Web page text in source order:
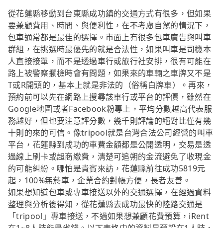
從花蓮縣移動到台東縣成功鎮的交通方式有很多，但如果
要兼顧費用、時間、與便利性，在不考慮自駕的情況下，
包車通常都是最佳的選擇。市面上有很多包車廣告與叫車
群組，在挑選時最優先的就是合法性，如果叫車是司機本
人直接接單，而不是透過車行或旅行社安排，很有可能在
路上被警察攔檢時會有問題，如果來的車輛之車牌又不是
T或R開頭的，基本上就是非法的（俗稱白牌車）。再來，
預約前可以先在網路上搜尋該車行或平台的評價，雖然在
Google地圖或者Facebook粉專上，平均分數越高代表服
務越好，但也要注意評分數，幾千則評論的絕對比僅有幾
十則的來的可信。像tripool就是台灣合法公司經營的叫車
平台，花蓮縣到成功的車費金額都是公開透明，交易是透
過線上刷卡或超商繳費，清楚可追朔的金流避免了收現金
的可能糾紛。哪怕是貴賓來訪，花蓮縣前往成功5819元
起，100%無菸車，企業合約對帳方便，長者友善。
如果想知道包車或專車接送以外的交通選擇，在經過資料
整理與分析後得知，從花蓮縣去成功最快的陸路交通是
「tripool」專車接送，不過如果想兼顧花費預算，iRent